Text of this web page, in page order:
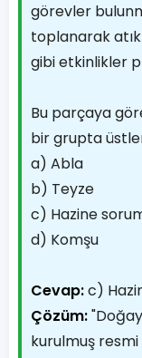
görevler
toplanarak
gibi etkinlikler
Bu parçaya
bir grupta
a) Abla
b) Teyze
c) Hazine
d) Komşu
Cevap:c)
Çözüm:
kurulmuş